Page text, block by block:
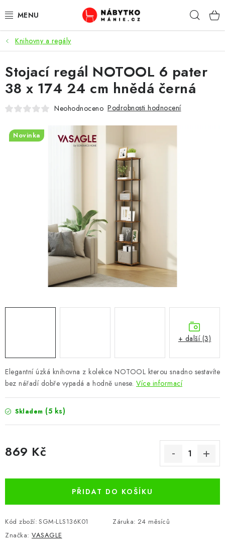
na
OBÝVACÍ POKOJ
KUCHYŇ A JÍDELNA
LOŽNICE
KANCELÁŘ / PRACOVNA
CHOVATELSKÉ POTŘEBY
DOPLŇKY A DEKORACE
OSTATNÍ
VÝPRODEJ
Vše o nákupu Info
Reklamace a odstoupení od smlouvy
Knihovny a regály
Elegantní úzká knihovna z kolekce NOTOOL kterou snadno sestavíte
bez nářadí dobře vypadá a hodně unese. Více informací
Skladem (5 ks)
869 Kč
PŘIDAT DO KOŠÍKU
Kód zboží: SGM-LLS136K01 Záruka: 24 měsíců
Značka: VASAGLE
Stojací regál NOTOOL 6 pater
38 x 174 24 cm hnědá černá
Neohodnoceno Podrobnosti hodnocení
Novinka
+ další (3)